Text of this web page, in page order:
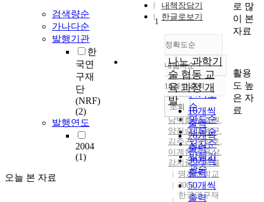
검색량순
가나다순
발행기관
한
국연
구재
단
(NRF)
(2)
발행연도
2004
(1)
오늘 본 자료
내책장담기
한글로보기
정확도순
정확도
순
인기도
순
연도순
제목순
저자순
발행기
관순
내림차순
내림차순
10개씩 출력
10개씩
출력
20개씩
출력
30개씩
출력
50개씩
출력
조회
1
나노 과학기
술 협동 교
육 과정 개
발
남백희,서주원 ,
양진승,이원근,
김주곤,구상호,
이계한,김용상,
강치중,전광렬
명지대학교
2004
한국연구재
로 많
이 본
자료
활용
도 높
은 자
료